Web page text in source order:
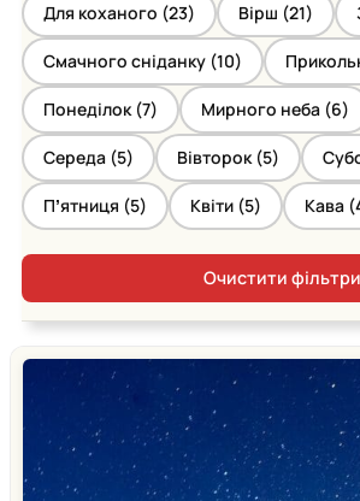
Для коханого (23) Вірш (21)
Смачного сніданку (10)
Понеділок (7) Мирного неба (6)
Середа (5) Вівторок (5)
Пʼятниця (5) Квіти (5) Кава (
Очистити фільтри